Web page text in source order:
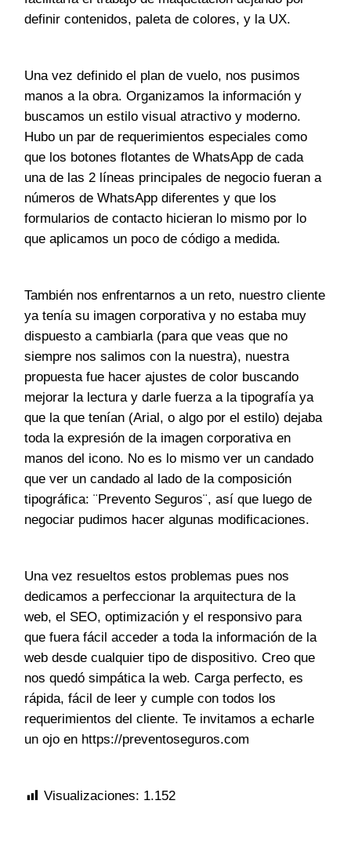
definir contenidos, paleta de colores, y la UX.
Una vez definido el plan de vuelo, nos pusimos
manos a la obra. Organizamos la información y
buscamos un estilo visual atractivo y moderno.
Hubo un par de requerimientos especiales como
que los botones flotantes de WhatsApp de cada
una de las 2 líneas principales de negocio fueran a
números de WhatsApp diferentes y que los
formularios de contacto hicieran lo mismo por lo
que aplicamos un poco de código a medida.
También nos enfrentarnos a un reto, nuestro cliente
ya tenía su imagen corporativa y no estaba muy
dispuesto a cambiarla (para que veas que no
siempre nos salimos con la nuestra), nuestra
propuesta fue hacer ajustes de color buscando
mejorar la lectura y darle fuerza a la tipografía ya
que la que tenían (Arial, o algo por el estilo) dejaba
toda la expresión de la imagen corporativa en
manos del icono. No es lo mismo ver un candado
que ver un candado al lado de la composición
tipográfica: ¨Prevento Seguros¨, así que luego de
negociar pudimos hacer algunas modificaciones.
Una vez resueltos estos problemas pues nos
dedicamos a perfeccionar la arquitectura de la
web, el SEO, optimización y el responsivo para
que fuera fácil acceder a toda la información de la
web desde cualquier tipo de dispositivo. Creo que
nos quedó simpática la web. Carga perfecto, es
rápida, fácil de leer y cumple con todos los
requerimientos del cliente. Te invitamos a echarle
un ojo en https://preventoseguros.com
Visualizaciones: 1.152